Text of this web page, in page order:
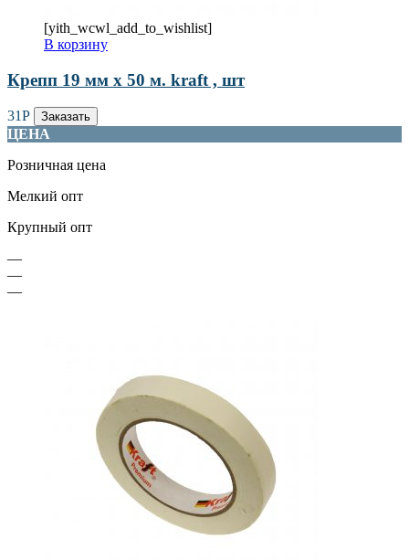
[yith_wcwl_add_to_wishlist]
В корзину
Крепп 19 мм х 50 м. kraft , шт
31Р Заказать
ЦЕНА
Розничная цена
Мелкий опт
Крупный опт
—
—
—